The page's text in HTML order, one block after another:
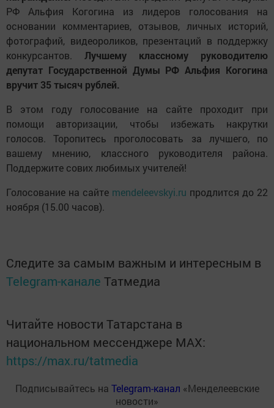
РФ Альфия Когогина из лидеров голосования на
основании комментариев, отзывов, личных историй,
фотографий, видеороликов, презентаций в поддержку
конкурсантов. Лучшему классному руководителю
депутат Государственной Думы РФ Альфия Когогина
вручит 35 тысяч рублей.
В этом году голосование на сайте проходит при
помощи авторизации, чтобы избежать накрутки
голосов. Торопитесь проголосовать за лучшего, по
вашему мнению, классного руководителя района.
Поддержите сових любимых учителей!
Голосование на сайте mendeleevskyi.ru продлится до 22
ноября (15.00 часов).
Следите за самым важным и интересным в
Telegram-канале Татмедиа
Читайте новости Татарстана в
национальном мессенджере MАХ:
https://max.ru/tatmedia
Подписывайтесь на Telegram-канал «Менделеевские
новости»